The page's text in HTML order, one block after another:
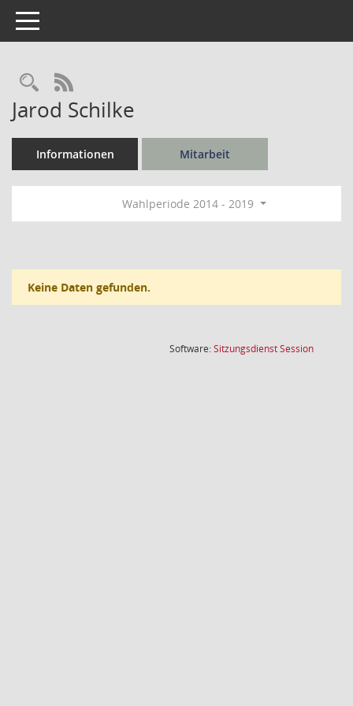
Toggle navigation
Rechercheauswahl
RSS-Feed
Jarod Schilke
Informationen Mitarbeit
Wahlperiode 2014 - 2019
Keine Daten gefunden.
Software:SitzungsdienstSession(Wird in